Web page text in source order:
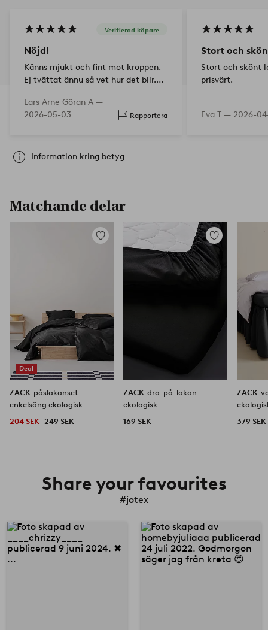
Verifierad köpare
Nöjd!
Känns mjukt och fint mot kroppen.
Ej tvättat ännu så vet hur det blir.
Lars Arne Göran A —
2026-05-03
Rapportera
Stort och
Stort och skönt
prisvärt.
Eva T — 2026-
Information kring betyg
Matchande delar
Deal
Lägg
ZACK påslakanset
enkelsäng ekologisk
204 SEK 249 SEK
Lägg
till
i
favoriter
ZACK dra-på-lakan
ekologisk
169 SEK
ZACK
379 SEK
Share your favourites
#jotex